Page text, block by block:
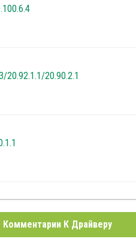
20.92.1.1/20.90.2.1
Комментарии К Драйверу